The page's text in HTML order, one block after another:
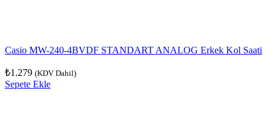
Casio MW-240-4BVDF STANDART ANALOG Erkek Kol Saati
₺1.279 (KDV Dahil)
Sepete Ekle